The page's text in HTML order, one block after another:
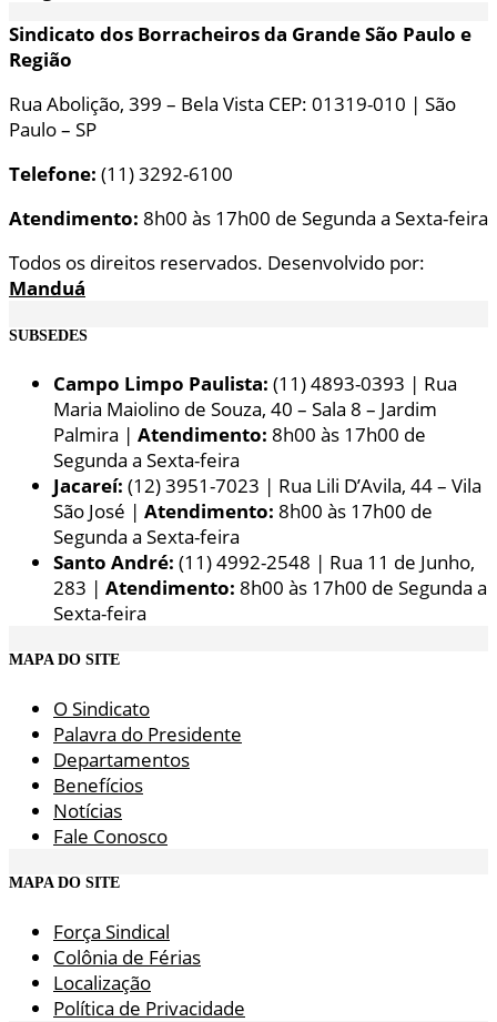
Sindicato dos Borracheiros da Grande São Paulo e
Região
Rua Abolição, 399 – Bela Vista CEP: 01319-010 | São
Paulo – SP
Telefone: (11) 3292-6100
Atendimento: 8h00 às 17h00 de Segunda a Sexta-feira
Todos os direitos reservados. Desenvolvido por:
Manduá
SUBSEDES
Campo Limpo Paulista: (11) 4893-0393 | Rua
Maria Maiolino de Souza, 40 – Sala 8 – Jardim
Palmira | Atendimento: 8h00 às 17h00 de
Segunda a Sexta-feira
Jacareí: (12) 3951-7023 | Rua Lili D’Avila, 44 – Vila
São José | Atendimento: 8h00 às 17h00 de
Segunda a Sexta-feira
Santo André: (11) 4992-2548 | Rua 11 de Junho,
283 | Atendimento: 8h00 às 17h00 de Segunda a
Sexta-feira
MAPA DO SITE
O Sindicato
Palavra do Presidente
Departamentos
Benefícios
Notícias
Fale Conosco
MAPA DO SITE
Força Sindical
Colônia de Férias
Localização
Política de Privacidade